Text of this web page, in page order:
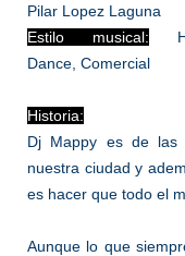
Pilar Lopez Laguna
Estilo musical:
Dance, Comercial
Historia:
Dj Mappy es de las
nuestra ciudad y
es hacer que todo el
Aunque lo que